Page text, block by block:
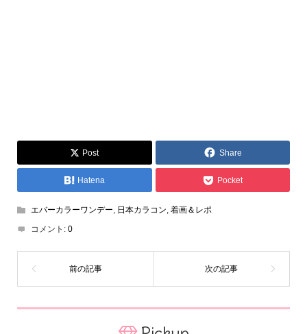
Post Share
Hatena Pocket
エバーカラーワンデー 日本カラコン 着画＆レポ
コメント: 0